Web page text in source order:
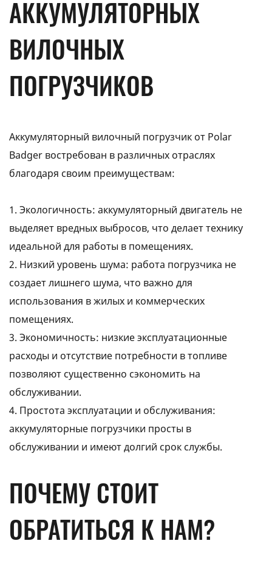
АККУМУЛЯТОРНЫХ
ВИЛОЧНЫХ
ПОГРУЗЧИКОВ
Аккумуляторный вилочный погрузчик от Polar
Badger востребован в различных отраслях
благодаря своим преимуществам:
1. Экологичность: аккумуляторный двигатель не
выделяет вредных выбросов, что делает технику
идеальной для работы в помещениях.
2. Низкий уровень шума: работа погрузчика не
создает лишнего шума, что важно для
использования в жилых и коммерческих
помещениях.
3. Экономичность: низкие эксплуатационные
расходы и отсутствие потребности в топливе
позволяют существенно сэкономить на
обслуживании.
4. Простота эксплуатации и обслуживания:
аккумуляторные погрузчики просты в
обслуживании и имеют долгий срок службы.
ПОЧЕМУ СТОИТ
ОБРАТИТЬСЯ К НАМ?